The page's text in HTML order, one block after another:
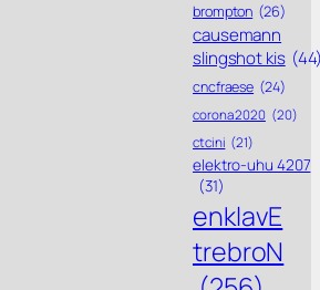
brompton (26)
causemann
slingshot kis
cncfraese (24)
corona 2020 (20)
ctcini (21)
elektro-uhu 4207
(31)
enklavE
trebroN